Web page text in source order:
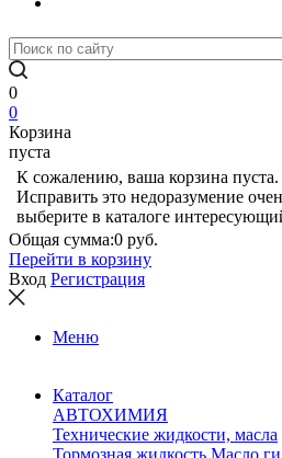
0
0
Корзина
пуста
К сожалению, ваша корзина пуста.
Исправить это недоразумение
выберите в каталоге
Общая сумма:0 руб.
Перейти в корзину
Вход Регистрация
Меню
Каталог
АВТОХИМИЯ
Технические жидкости, масла
Тормозная жидкость Масло